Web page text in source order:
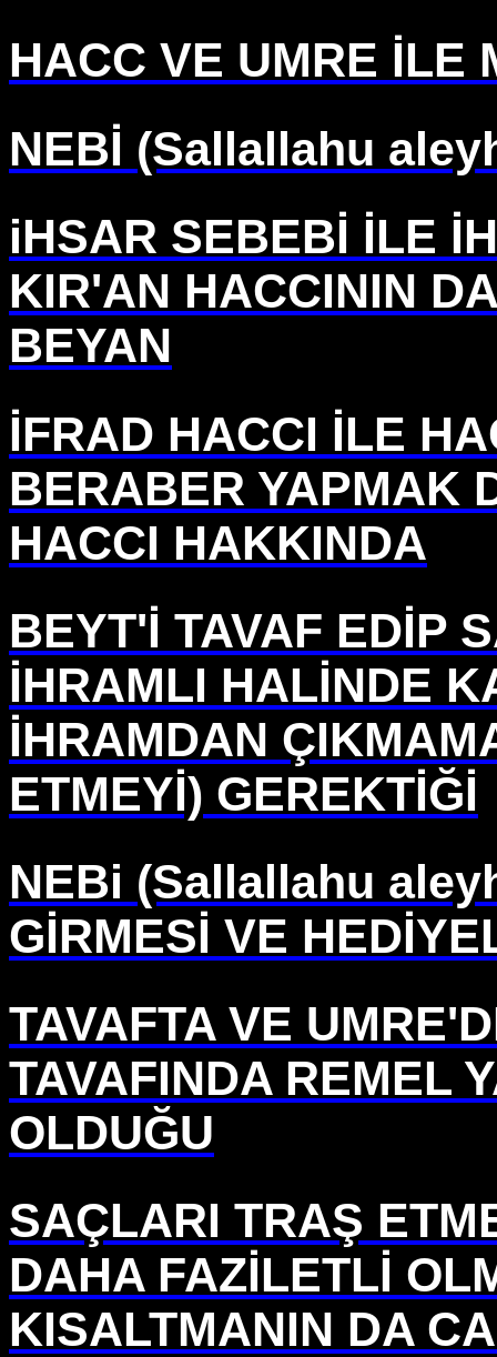
HACC VE UMRE İLE
NEBİ (Sallallahu
iHSAR SEBEBİ İLE
KIR'AN HACCININ
BEYAN
İFRAD HACCI İLE
BERABER YAPMAK
HACCI HAKKINDA
BEYT'İ TAVAF EDİP
İHRAMLI HALİNDE
İHRAMDAN
ETMEYİ) GEREKTİĞİ
NEBi (Sallallahu
GİRMESİ VE
TAVAFTA VE
TAVAFINDA REMEL
OLDUĞU
SAÇLARI TRAŞ
DAHA FAZİLETLİ
KISALTMANIN DA